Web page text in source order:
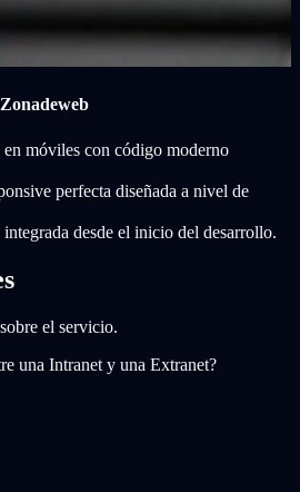
móviles con código moderno
perfecta diseñada a nivel de
desde el inicio del desarrollo.
el servicio.
una Intranet y una Extranet?